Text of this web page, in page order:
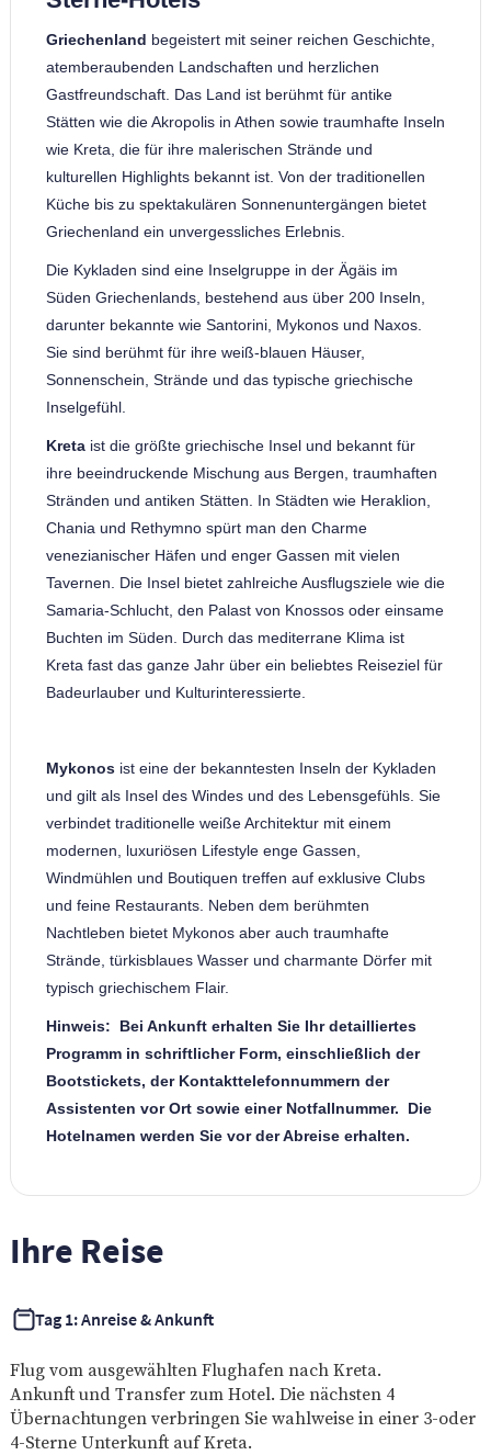
Griechenland begeistert mit seiner reichen Geschichte,
atemberaubenden Landschaften und herzlichen
Gastfreundschaft. Das Land ist berühmt für antike
Stätten wie die Akropolis in Athen sowie traumhafte Inseln
wie Kreta, die für ihre malerischen Strände und
kulturellen Highlights bekannt ist. Von der traditionellen
Küche bis zu spektakulären Sonnenuntergängen bietet
Griechenland ein unvergessliches Erlebnis.
Die Kykladen sind eine Inselgruppe in der Ägäis im
Süden Griechenlands, bestehend aus über 200 Inseln,
darunter bekannte wie Santorini, Mykonos und Naxos.
Sie sind berühmt für ihre weiß-blauen Häuser,
Sonnenschein, Strände und das typische griechische
Inselgefühl.
Kretaist die größte griechische Insel und bekannt für
ihre beeindruckende Mischung aus Bergen, traumhaften
Stränden und antiken Stätten. In Städten wie Heraklion,
Chania und Rethymno spürt man den Charme
venezianischer Häfen und enger Gassen mit vielen
Tavernen. Die Insel bietet zahlreiche Ausflugsziele wie die
Samaria-Schlucht, den Palast von Knossos oder einsame
Buchten im Süden. Durch das mediterrane Klima ist
Kreta fast das ganze Jahr über ein beliebtes Reiseziel für
Badeurlauber und Kulturinteressierte.
Mykonosist eine der bekanntesten Inseln der Kykladen
und gilt als Insel des Windes und des Lebensgefühls. Sie
verbindet traditionelle weiße Architektur mit einem
modernen, luxuriösen Lifestyle enge Gassen,
Windmühlen und Boutiquen treffen auf exklusive Clubs
und feine Restaurants. Neben dem berühmten
Nachtleben bietet Mykonos aber auch traumhafte
Strände, türkisblaues Wasser und charmante Dörfer mit
typisch griechischem Flair.
Hinweis: Bei Ankunft erhalten Sie Ihr detailliertes
Programm in schriftlicher Form, einschließlich der
Bootstickets, der Kontakttelefonnummern der
Assistenten vor Ort sowie einer Notfallnummer. Die
Hotelnamen werden Sie vor der Abreise erhalten.
Ihre Reise
Tag 1: Anreise & Ankunft
Flug vom ausgewählten Flughafen nach Kreta.
Ankunft und Transfer zum Hotel. Die nächsten 4
Übernachtungen verbringen Sie wahlweise in einer 3-oder
4-Sterne Unterkunft auf Kreta.